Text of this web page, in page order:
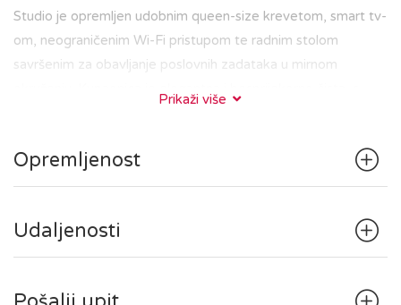
Studio je opremljen udobnim queen-size krevetom, smart tv-
om, neograničenim Wi-Fi pristupom te radnim stolom
savršenim za obavljanje poslovnih zadataka u mirnom
jednostavnih jela.
U zajedničkom hodniku se nalazi perilica/sušilica sa svim
Nalazeći se u središtu Zagreba, bit ćete na korak od glavnih
Prikaži više
Opremljenost
Udaljenosti